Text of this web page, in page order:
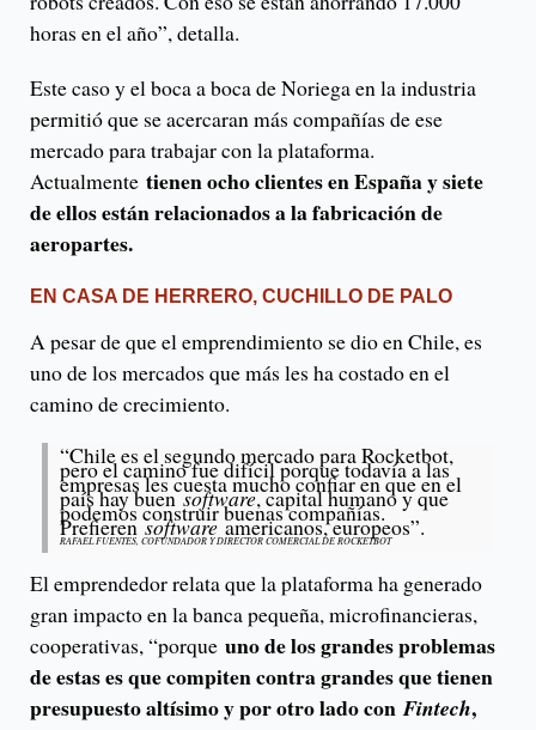
horas en el año”, detalla.
Este caso y el boca a boca de Noriega en la industria
permitió que se acercaran más compañías de ese
mercado para trabajar con la plataforma.
Actualmente tienen ocho clientes en España y siete
de ellos están relacionados a la fabricación de
aeropartes.
EN CASA DE HERRERO, CUCHILLO DE PALO
A pesar de que el emprendimiento se dio en Chile, es
uno de los mercados que más les ha costado en el
camino de crecimiento.
“Chile es el segundo mercado para Rocketbot,
pero el camino fue difícil porque todavía a las
empresas les cuesta mucho confiar en que en el
país hay buensoftware, capital humano y que
podemos construir buenas compañías.
Prefierensoftware americanos, europeos”.
RAFAEL FUENTES, COFUNDADOR Y DIRECTOR COMERCIAL DE ROCKETBOT
El emprendedor relata que la plataforma ha generado
gran impacto en la banca pequeña, microfinancieras,
cooperativas, “porque uno de los grandes problemas
de estas es que compiten contra grandes que tienen
presupuesto altísimo y por otro lado conFintech,